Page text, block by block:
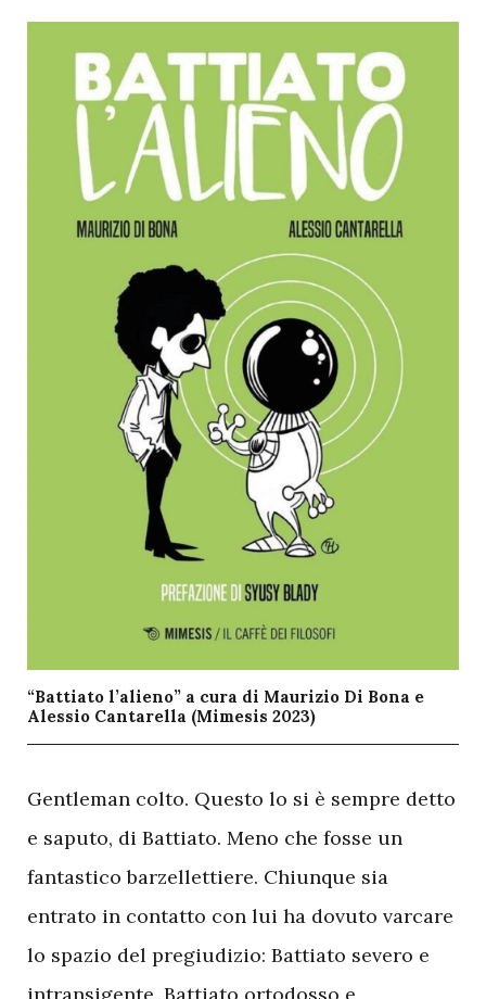
“Battiato l’alieno” a cura di Maurizio Di Bona e
Alessio Cantarella (Mimesis 2023)
Gentleman colto. Questo lo si è sempre detto
e saputo, di Battiato. Meno che fosse un
fantastico barzellettiere. Chiunque sia
entrato in contatto con lui ha dovuto varcare
lo spazio del pregiudizio: Battiato severo e